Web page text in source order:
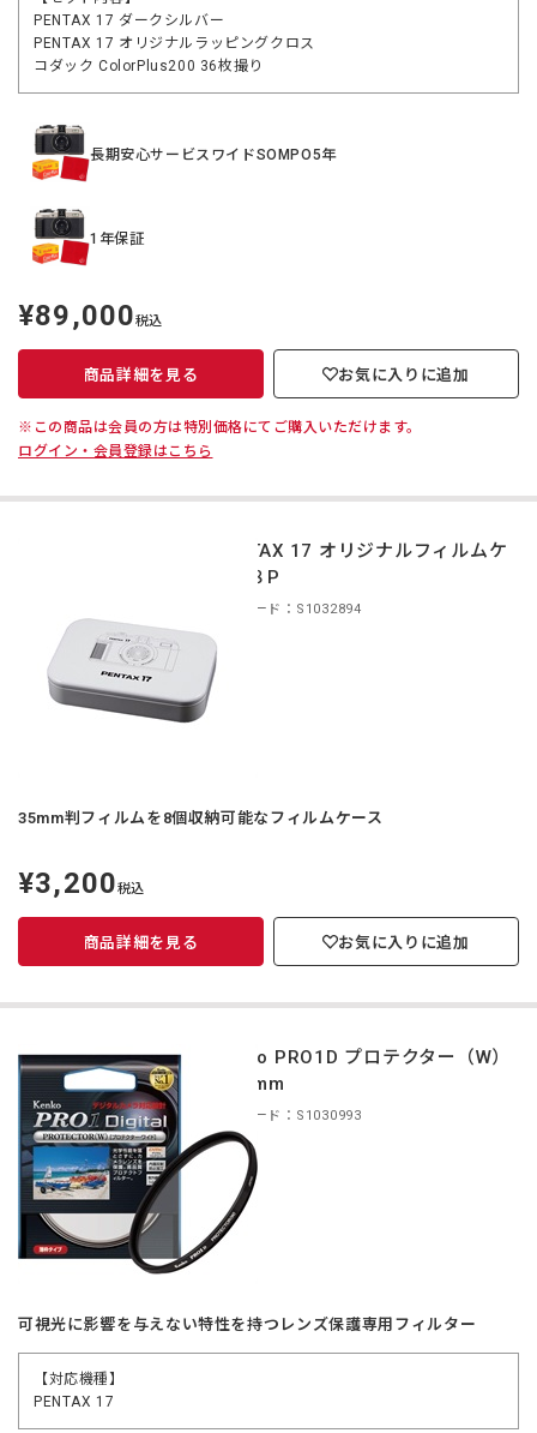
PENTAX 17 ダークシルバー
PENTAX 17 オリジナルラッピングクロス
コダック ColorPlus200 36枚撮り
長期安心サービスワイドSOMPO5年
1年保証
定
価
¥89,000税込
商品詳細を見る お気に入りに追加
※この商品は会員の方は特別価格にてご購入いただけます。
ログイン・会員登録はこちら
PENTAX 17 オリジナルフィルムケ
ース８P
商品コード：S1032894
35mm判フィルムを8個収納可能なフィルムケース
定
価
¥3,200税込
商品詳細を見る お気に入りに追加
Kenko PRO1D プロテクター（W）
40.5mm
商品コード：S1030993
可視光に影響を与えない特性を持つレンズ保護専用フィルター
【対応機種】
PENTAX 17